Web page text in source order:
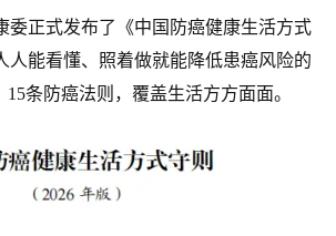
委正式发布了《中国防癌健康生活方式
人能看懂、照着做就能降低患癌风险的
条防癌法则，覆盖生活方方面面。